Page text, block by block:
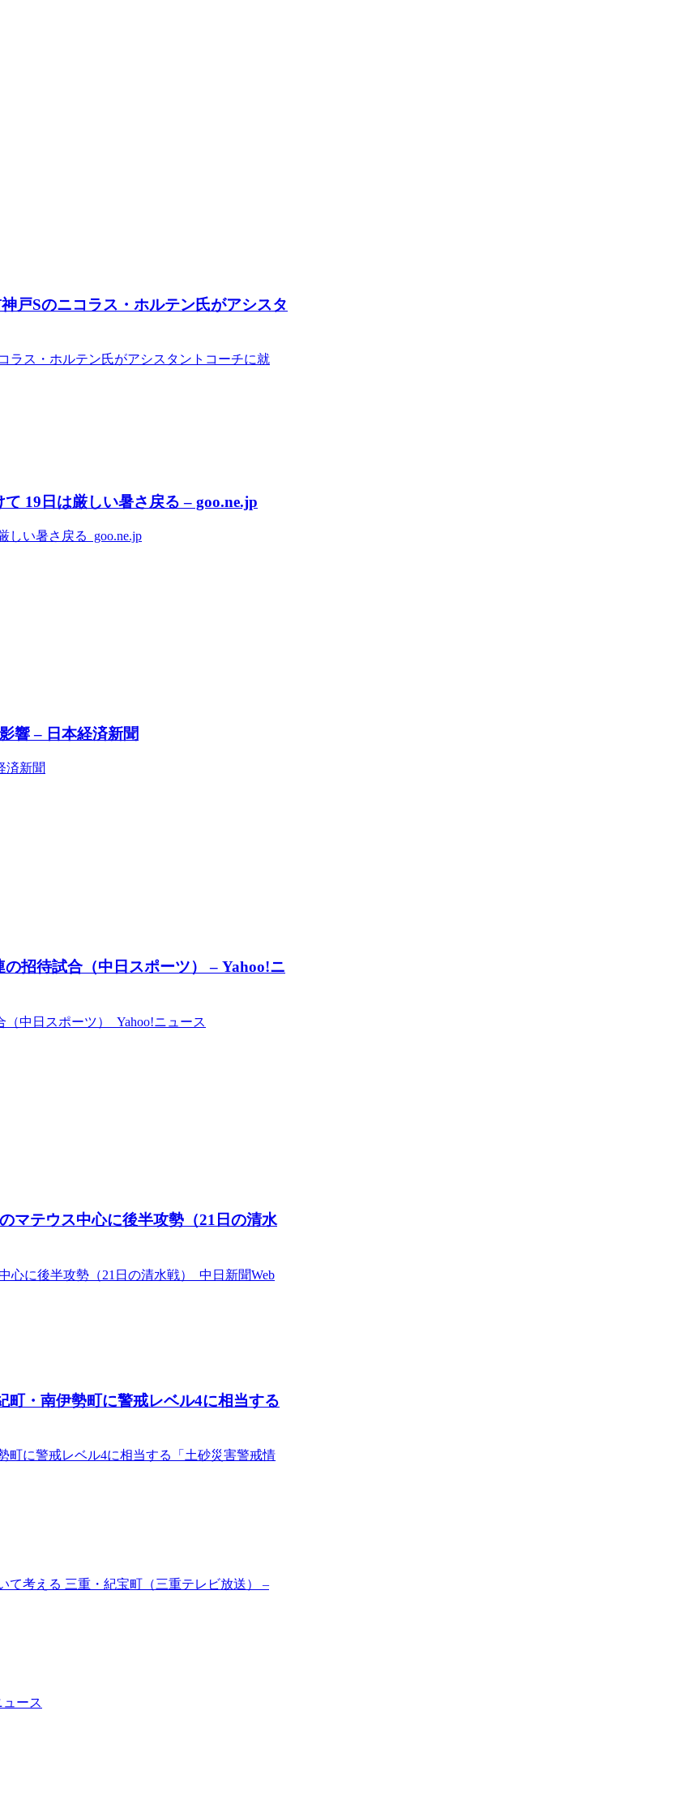
戸Sのニコラス・ホルテン氏がアシスタ
ラス・ホルテン氏がアシスタントコーチに就
19日は厳しい暑さ戻る – goo.ne.jp
しい暑さ戻る goo.ne.jp
響 – 日本経済新聞
済新聞
招待試合（中日スポーツ） – Yahoo!ニ
中日スポーツ） Yahoo!ニュース
マテウス中心に後半攻勢（21日の清水
心に後半攻勢（21日の清水戦） 中日新聞Web
・南伊勢町に警戒レベル4に相当する
町に警戒レベル4に相当する「土砂災害警戒情
て考える 三重・紀宝町（三重テレビ放送） –
ース